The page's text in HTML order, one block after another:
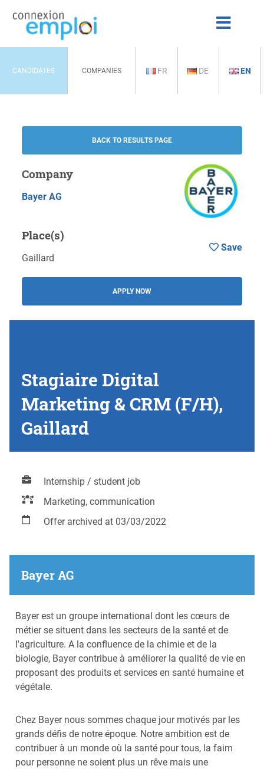
CANDIDATES COMPANIES FR DE EN
BACK TO RESULTS PAGE
Company
Bayer AG
Place(s)
Gaillard
APPLY NOW
Save
Stagiaire Digital
Marketing & CRM (F/H),
Gaillard
Internship / student job
Marketing, communication
Offer archived at 03/03/2022
Bayer AG
Bayer est un groupe international dont les cœurs de
métier se situent dans les secteurs de la santé et de
l'agriculture. A la confluence de la chimie et de la
biologie, Bayer contribue à améliorer la qualité de vie en
proposant des produits et services en santé humaine et
végétale.
Chez Bayer nous sommes chaque jour motivés par les
grands défis de notre époque. Notre ambition est de
contribuer à un monde où la santé pour tous, la faim
pour personne ne soient plus un rêve mais une